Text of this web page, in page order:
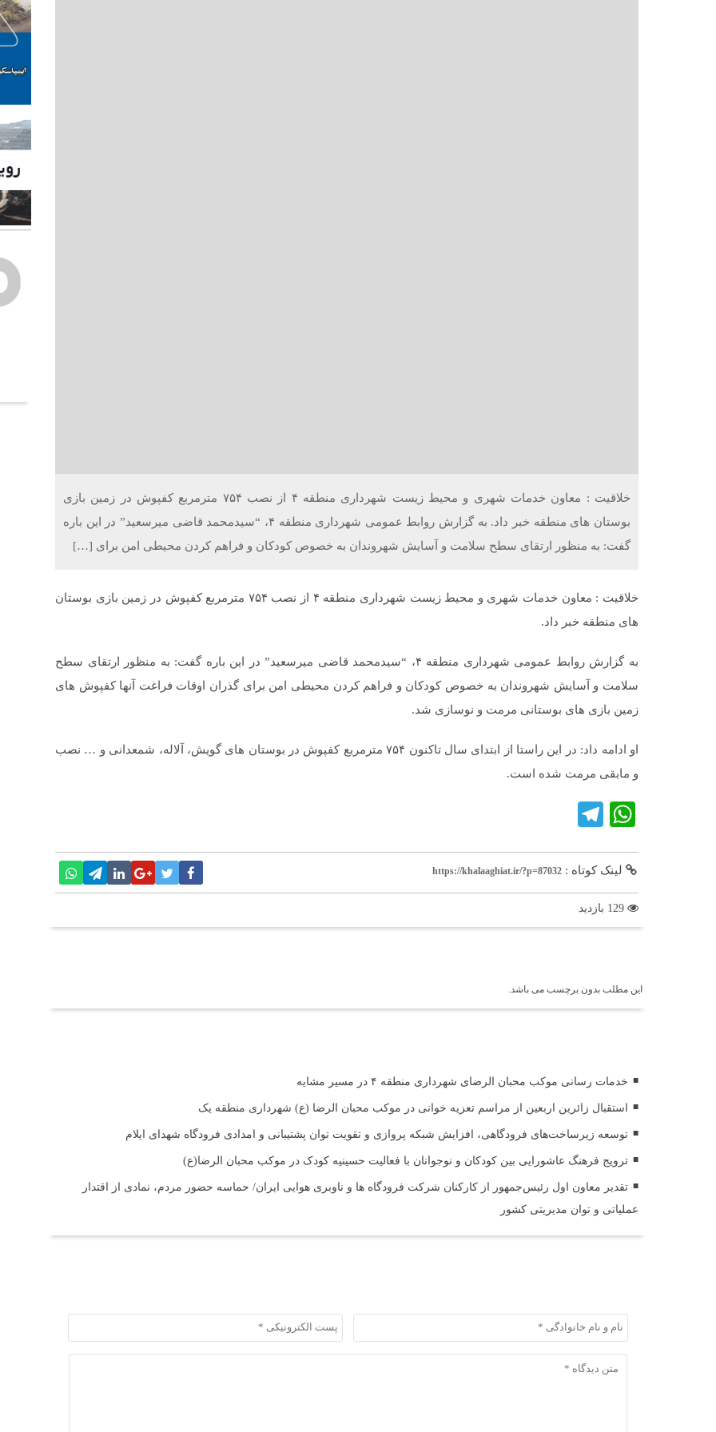
خلاقیت : معاون خدمات شهری و محیط زیست شهرداری منطقه ۴ از نصب ۷۵۴ مترمربع کفپوش در زمین بازی
بوستان های منطقه خبر داد. به گزارش روابط عمومی شهرداری منطقه ۴، “سیدمحمد قاضی میرسعید” در این باره
گفت: به منظور ارتقای سطح سلامت و آسایش شهروندان به خصوص کودکان و فراهم کردن محیطی امن برای […]
خلاقیت : معاون خدمات شهری و محیط زیست شهرداری منطقه ۴ از نصب ۷۵۴ مترمربع کفپوش در زمین بازی بوستان
های منطقه خبر داد.
به گزارش روابط عمومی شهرداری منطقه ۴، “سیدمحمد قاضی میرسعید” در این باره گفت: به منظور ارتقای سطح
سلامت و آسایش شهروندان به خصوص کودکان و فراهم کردن محیطی امن برای گذران اوقات فراغت آنها کفپوش های
زمین بازی های بوستانی مرمت و نوسازی شد.
او ادامه داد: در این راستا از ابتدای سال تاکنون ۷۵۴ مترمربع کفپوش در بوستان های گویش، آلاله، شمعدانی و … نصب
و مابقی مرمت شده است.
WhatsApp
لینک کوتاه : https://khalaaghiat.ir/?p=87032
این مطلب بدون برچسب می باشد.
خدمات رسانی موکب محبان الرضای شهرداری منطقه ۴ در مسیر مشایه
استقبال زائرین اربعین از مراسم تعزیه خوانی در موکب محبان الرضا (ع) شهرداری منطقه یک
توسعه زیرساخت‌های فرودگاهی، افزایش شبکه پروازی و تقویت توان پشتیبانی و امدادی فرودگاه شهدای ایلام
ترویج فرهنگ عاشورایی بین کودکان و نوجوانان با فعالیت حسینیه کودک در موکب محبان الرضا(ع)
تقدیر معاون اول رئیس‌جمهور از کارکنان شرکت فرودگاه ها و ناوبری هوایی ایران/ حماسه حضور مردم، نمادی از اقتدار
عملیاتی و توان مدیریتی کشور